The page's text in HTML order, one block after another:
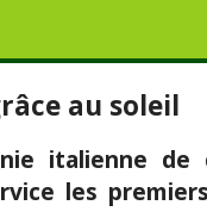
au soleil
italienne
les